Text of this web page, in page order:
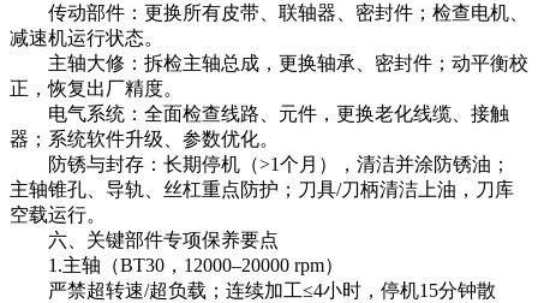
传动部件：更换所有皮带、联轴器、密封件；检查电机、
减速机运行状态。
主轴大修：拆检主轴总成，更换轴承、密封件；动平衡校
正，恢复出厂精度。
电气系统：全面检查线路、元件，更换老化线缆、接触
器；系统软件升级、参数优化。
防锈与封存：长期停机（>1个月），清洁并涂防锈油；
主轴锥孔、导轨、丝杠重点防护；刀具/刀柄清洁上油，刀库
空载运行。
六、关键部件专项保养要点
1.主轴（BT30，12000–20000 rpm）
严禁超转速/超负载；连续加工≤4小时，停机15分钟散